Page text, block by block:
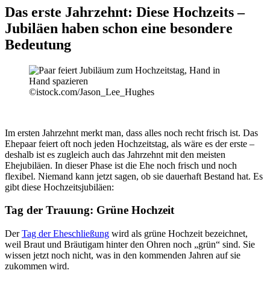
Das erste Jahrzehnt: Diese Hochzeits –
Jubiläen haben schon eine besondere
Bedeutung
©istock.com/Jason_Lee_Hughes
Im ersten Jahrzehnt merkt man, dass alles noch recht frisch ist. Das
Ehepaar feiert oft noch jeden Hochzeitstag, als wäre es der erste –
deshalb ist es zugleich auch das Jahrzehnt mit den meisten
Ehejubiläen. In dieser Phase ist die Ehe noch frisch und noch
flexibel. Niemand kann jetzt sagen, ob sie dauerhaft Bestand hat. Es
gibt diese Hochzeitsjubiläen:
Tag der Trauung: Grüne Hochzeit
DerTag der Eheschließung wird als grüne Hochzeit bezeichnet,
weil Braut und Bräutigam hinter den Ohren noch „grün“ sind. Sie
wissen jetzt noch nicht, was in den kommenden Jahren auf sie
zukommen wird.